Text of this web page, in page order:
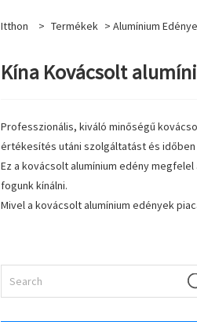
Itthon > Termékek > Alumínium
Kína Kovácsolt
Professzionális, kiváló minőségű
értékesítés utáni szolgáltatást és
Ez a kovácsolt alumínium edény
fogunk kínálni.
Mivel a kovácsolt alumínium edények